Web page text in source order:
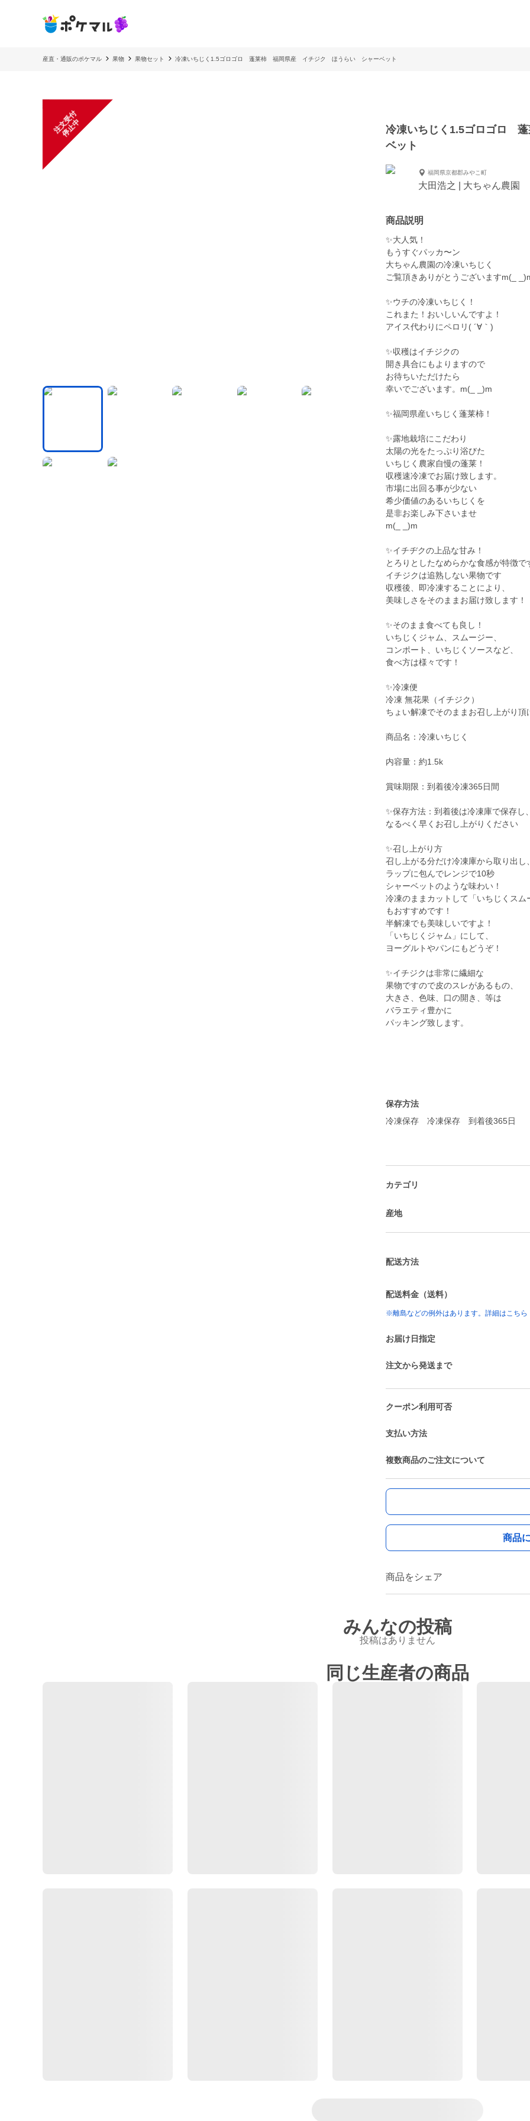
産直・通販のポケマル 果物 果物セット 冷凍いちじく1.5ゴロゴロ 蓬莱柿 福岡県産 イチジク ほうらい シャーベット
注
文
受
付
停
止
中
冷凍いちじく1.5ゴロゴロ
ベット
福岡県京都郡みやこ町
大田浩之 | 大ちゃん農園
商品説明
✨大人気！
もうすぐパッカ〜ン
大ちゃん農園の冷凍いちじく
ご覧頂きありがとうございますm(_
✨ウチの冷凍いちじく！
これまた！おいしいんですよ！
アイス代わりにペロリ( ´∀｀)
✨収穫はイチジクの
開き具合にもよりますので
お待ちいただけたら
幸いでございます。m(_ _)m
✨福岡県産いちじく蓬莱柿！
✨露地栽培にこだわり
太陽の光をたっぷり浴びた
いちじく農家自慢の蓬莱！
収穫速冷凍でお届け致します。
市場に出回る事が少ない
希少価値のあるいちじくを
是非お楽しみ下さいませ
m(_ _)m
✨イチヂクの上品な甘み！
とろりとしたなめらかな食感が特徴で
イチジクは追熟しない果物です
収穫後、即冷凍することにより、
美味しさをそのままお届け致します！
✨そのまま食べても良し！
いちじくジャム、スムージー、
コンポート、いちじくソースなど、
食べ方は様々です！
✨冷凍便
冷凍 無花果（イチジク）
ちょい解凍でそのままお召し上がり頂
商品名：冷凍いちじく
内容量：約1.5k
賞味期限：到着後冷凍365日間
✨保存方法：到着後は冷凍庫で保存し、
なるべく早くお召し上がりください
✨召し上がり方
召し上がる分だけ冷凍庫から取り出し、
ラップに包んでレンジで10秒
シャーベットのような味わい！
冷凍のままカットして「いちじくスム
もおすすめです！
半解凍でも美味しいですよ！
「いちじくジャム」にして、
ヨーグルトやパンにもどうぞ！
✨イチジクは非常に繊細な
果物ですので皮のスレがあるもの、
大きさ、色味、口の開き、等は
バラエティ豊かに
パッキング致します。
保存方法
冷凍保存 冷凍保存 到着後365日
カテゴリ
産地
配送方法
配送料金（送料）
※離島などの例外はあります。詳細はこちら
お届け日指定
注文から発送まで
クーポン利用可否
支払い方法
複数商品のご注文について
商品
商品をシェア
みんなの投稿
投稿はありません
同じ生産者の商品